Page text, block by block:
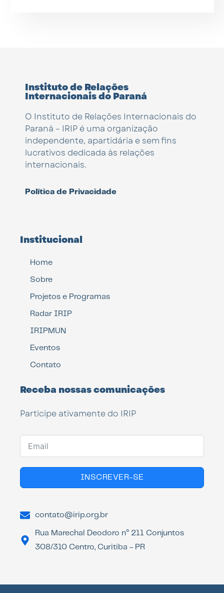
Instituto de Relações
Internacionais do Paraná
O Instituto de Relações Internacionais do
Paraná – IRIP é uma organização
independente, apartidária e sem fins
lucrativos dedicada às relações
internacionais.
Política de Privacidade
Institucional
Home
Sobre
Projetos e Programas
Radar IRIP
IRIPMUN
Eventos
Contato
Receba nossas comunicações
Participe ativamente do IRIP
INSCREVER-SE
contato@irip.org.br
Rua Marechal Deodoro n° 211 Conjuntos
308/310 Centro, Curitiba - PR